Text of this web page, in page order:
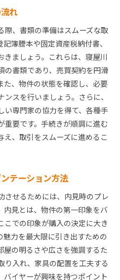
れ
際、書類の準備はスムーズな取
簿謄本や固定資産税納付書、
きましょう。これらは、寝屋川
の書類であり、売買契約を円滑
た、物件の状態を確認し、必要
スを行いましょう。さらに、
い専門家の協力を得て、各種手
重要です。手続きが順調に進む
え、取引をスムーズに進めるこ
テーション方法
させるためには、内見時のプレ
内見とは、物件の第一印象をバ
こでの印象が購入の決定に大き
魅力を最大限に引き出すための
屋の明るさや広さを強調するた
り入れ、家具の配置を工夫する
バイヤーが興味を持つポイント